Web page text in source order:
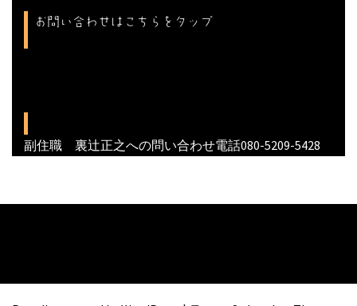
お問い合わせはこちらをタップ
副住職 裏辻正之への問い合わせ電話080-5209-5428